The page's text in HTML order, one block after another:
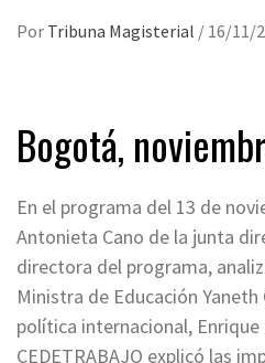
Por Tribuna Magisterial / 16/11/
Bogotá,
En el programa del 13 de
Antonieta Cano de la junta
directora del programa,
Ministra de Educación Yaneth
política internacional,
CEDETRABAJO explicó las